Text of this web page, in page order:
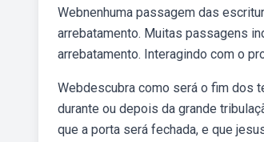
Webnenhuma passagem das
arrebatamento. Muitas passagens
arrebatamento. Interagindo com o
Webdescubra como será o fim dos
durante ou depois da grande
que a porta será fechada, e que